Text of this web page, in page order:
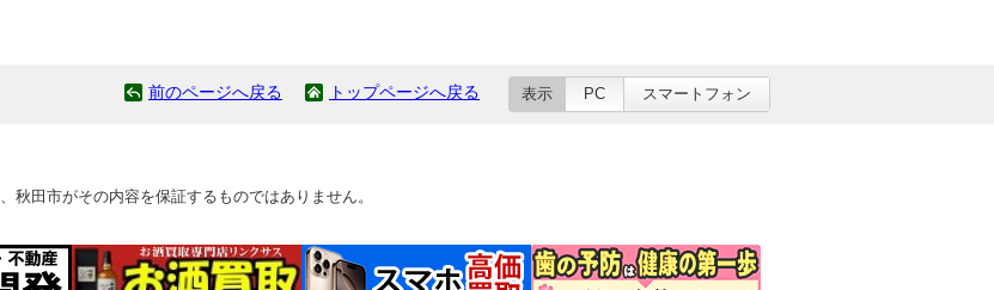
前のページへ戻る トップページへ戻る 表示 PC スマートフォン
田市がその内容を保証するものではありません。